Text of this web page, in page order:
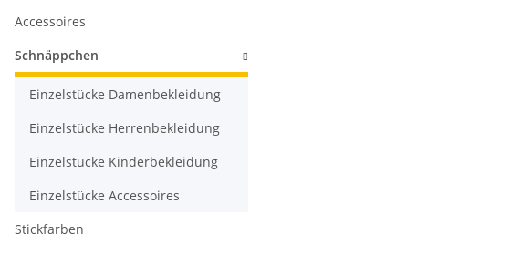
Accessoires
Schnäppchen
Einzelstücke Damenbekleidung
Einzelstücke Herrenbekleidung
Einzelstücke Kinderbekleidung
Einzelstücke Accessoires
Stickfarben